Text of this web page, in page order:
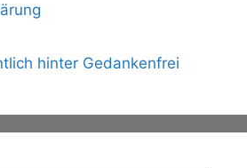
hinter Gedankenfrei